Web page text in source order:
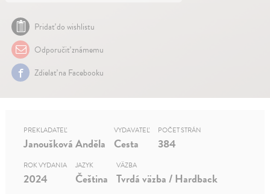
Pridať do wishlistu
Odporučiť známemu
Zdielať na Facebooku
PREKLADATEĽ
Janoušková Anděla
VYDAVATEĽ
Cesta
POČET STRÁN
384
ROK VYDANIA
2024
JAZYK
Čeština
VÄZBA
Tvrdá väzba / Hardback